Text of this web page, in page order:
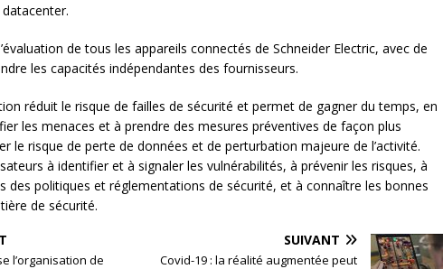
de tous les appareils connectés de Schneider Electric, avec de
les capacités indépendantes des fournisseurs.
réduit le risque de failles de sécurité et permet de gagner du temps, en
les menaces et à prendre des mesures préventives de façon plus
le risque de perte de données et de perturbation majeure de l’activité.
à identifier et à signaler les vulnérabilités, à prévenir les risques, à
des politiques et réglementations de sécurité, et à connaître les bonnes
de sécurité.
l’organisation de
SUIVANT
Covid-19 : la réalité augmentée peut